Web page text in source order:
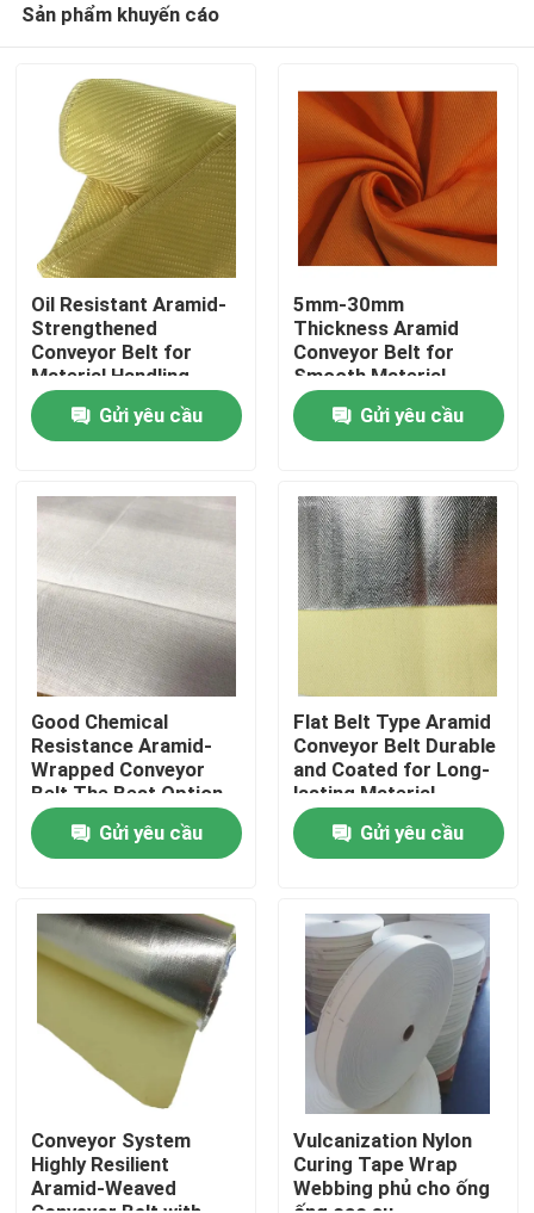
Trang chủ
Các sản phẩm
Video
Về chúng tôi
Tham quan nhà máy
Liên hệ chúng tôi
Yêu cầu báo giá
Vải Para Aramid
Sản phẩm khuyến cáo
Oil Resistant Aramid-
Strengthened
Conveyor Belt for
Material Handling
Applications
Gửi yêu cầu
5mm-30mm
Thickness Aramid
Conveyor Belt for
Smooth Material
Transport in Conveyor
SystemsGửi yêu cầu
Good Chemical
Resistance Aramid-
Wrapped Conveyor
Belt The Best Option
for Flat Belt
Gửi yêu cầu
Flat Belt Type Aramid
Conveyor Belt Durable
and Coated for Long-
lasting Material
Transfer
Gửi yêu cầu
Conveyor System
Highly Resilient
Aramid-Weaved
Vulcanization Nylon
Curing Tape Wrap
Webbing phủ cho ống